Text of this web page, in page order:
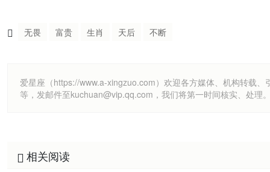
无畏 富贵 生肖 天后 不断
爱星座（https://www.a-xingzuo.com）欢迎各方媒体、机构转载
等，发邮件至kuchuan@vip.qq.com，我们将第一时间核实、处理
相关阅读